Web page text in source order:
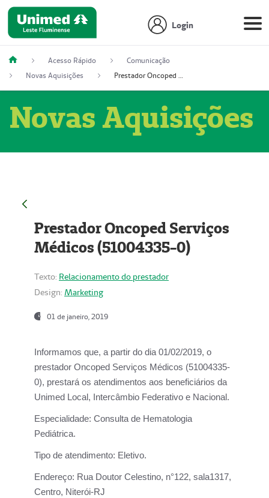
Login
Acesso Rápido
Comunicação
Novas Aquisições
Prestador Oncoped Serviços Médicos (51004335-0)
Novas Aquisições
Prestador Oncoped Serviços
Médicos (51004335-0)
Texto: Relacionamento do prestador
Design: Marketing
01 de janeiro, 2019
Informamos que, a partir do dia 01/02/2019, o
prestador Oncoped Serviços Médicos (51004335-
0), prestará os atendimentos aos beneficiários da
Unimed Local, Intercâmbio Federativo e Nacional.
Especialidade: Consulta de Hematologia
Pediátrica.
Tipo de atendimento: Eletivo.
Endereço: Rua Doutor Celestino, n°122, sala1317,
Centro, Niterói-RJ